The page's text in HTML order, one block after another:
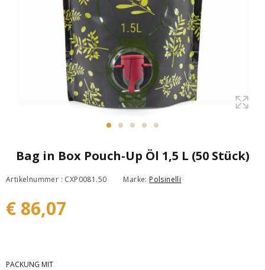
Bag in Box Pouch-Up Öl 1,5 L (50 Stück)
Artikelnummer : CXP0081.50 Marke: Polsinelli
€ 86,07
PACKUNG MIT